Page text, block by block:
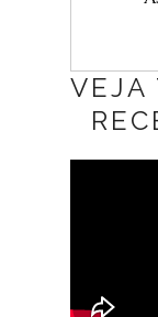
VEJA